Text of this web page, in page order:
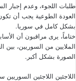
طلبات اللجوء، وعدم إجبار
العودة الطوعية يجب أن
بشكل كامل في سوريا.
ختاماً، يرى مراقبون أن
الملايين من السوريين، بين
الصورة بشكل أكبر.
اللاجئين اللاجئين السوريين